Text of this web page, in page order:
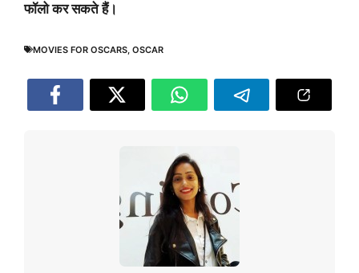
फॉलो कर सकते हैं।
MOVIES FOR OSCARS, OSCAR